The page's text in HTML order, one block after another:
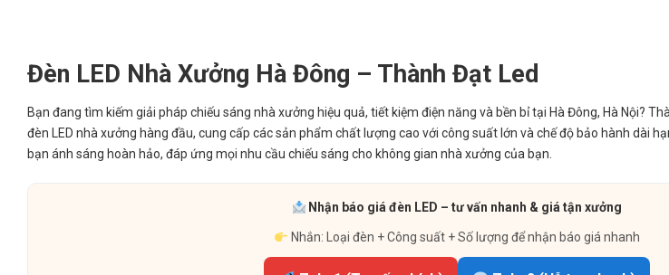
Đèn LED Nhà Xưởng Hà Đông – Thành Đạt Led
Bạn đang tìm kiếm giải pháp chiếu sáng nhà xưởng hiệu quả, tiết kiệm điện năng và bền bỉ tại Hà Đông, Hà Nội?
đèn LED nhà xưởng hàng đầu, cung cấp các sản phẩm chất lượng cao với công suất lớn và chế độ bảo hành dài
bạn ánh sáng hoàn hảo, đáp ứng mọi nhu cầu chiếu sáng cho không gian nhà xưởng của bạn.
Nhận báo giá đèn LED – tư vấn nhanh & giá tận xưởng
Nhắn: Loại đèn + Công suất + Số lượng để nhận báo giá nhanh